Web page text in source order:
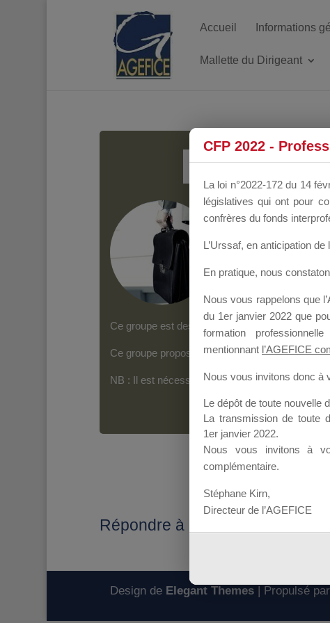
Accueil Informations
Mallette du Dirigeant
Groupe Public il y a un
Ce groupe est destiné aux Organismes de
Ce groupe propose un forum dédié au support
NB : Il est nécessaire d’êtreinscrit(e)pour
Répondre à : Changement de
Design de Elegant Themes| Propulsé par
CFP 2022 -
La loi n°2022-172 du 14
législatives qui ont pour
confrères du fonds
L’Urssaf, en anticipation de
En pratique, nous
Nous vous rappelons que
du 1er janvier 2022 que
formation
mentionnant l’AGEFICE
Nous vous invitons donc à
Le dépôt de toute nouvelle
La transmission de toute
1er janvier 2022.
Nous vous invitons à
complémentaire.
Stéphane Kirn,
Directeur de l’AGEFICE